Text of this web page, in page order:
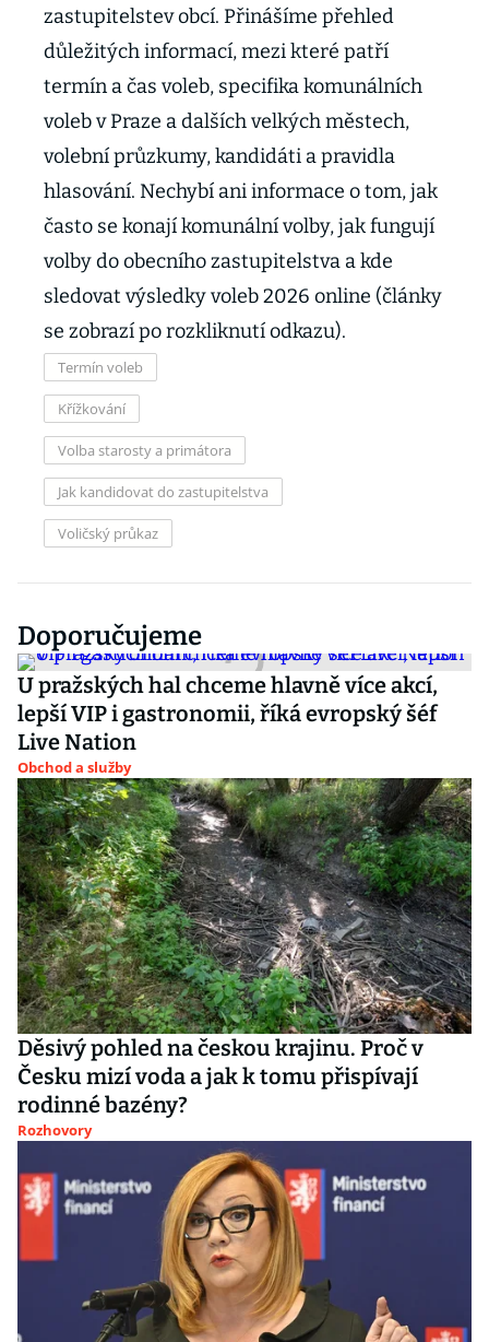
zastupitelstev obcí. Přinášíme přehled
důležitých informací, mezi které patří
termín a čas voleb, specifika komunálních
voleb v Praze a dalších velkých městech,
volební průzkumy, kandidáti a pravidla
hlasování. Nechybí ani informace o tom, jak
často se konají komunální volby, jak fungují
volby do obecního zastupitelstva a kde
sledovat výsledky voleb 2026 online (články
se zobrazí po rozkliknutí odkazu).
Termín voleb
Křížkování
Volba starosty a primátora
Jak kandidovat do zastupitelstva
Voličský průkaz
Doporučujeme
U pražských hal chceme hlavně více akcí,
lepší VIP i gastronomii, říká evropský šéf
Live Nation
Obchod a služby
Děsivý pohled na českou krajinu. Proč v
Česku mizí voda a jak k tomu přispívají
rodinné bazény?
Rozhovory